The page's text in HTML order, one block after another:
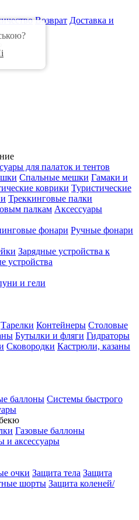
Возврат Доставка и
для палаток и тентов
Спальные мешки Гамаки и
коврики Туристические
Треккинговые палки
палкам Аксессуары
фонари Ручные фонари
Зарядные устройства к
устройства
и гели
Тарелки Контейнеры Столовые
Бутылки и фляги Гидраторы
Сковородки Кастрюли, казаны
баллоны Системы быстрого
Газовые баллоны
и аксессуары
очки Защита тела Защита
шорты Защита коленей/